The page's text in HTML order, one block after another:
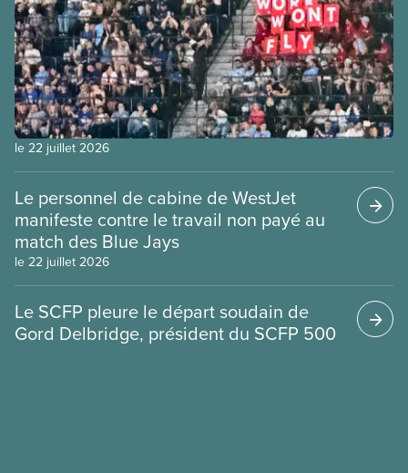
le 22 juillet 2026
Le personnel de cabine de WestJet
manifeste contre le travail non payé au
match des Blue Jays
le 22 juillet 2026
Le SCFP pleure le départ soudain de
Gord Delbridge, président du SCFP 500